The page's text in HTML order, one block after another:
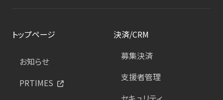
トップページ
お知らせ
PRTIMES
決済/CRM
募集決済
支援者管理